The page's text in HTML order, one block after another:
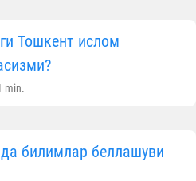
Тошкент ислом
min.
билимлар беллашуви